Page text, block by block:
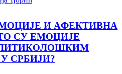
И AФEКTИВНA
СУ EMOЦИJE
СРБИJИ?